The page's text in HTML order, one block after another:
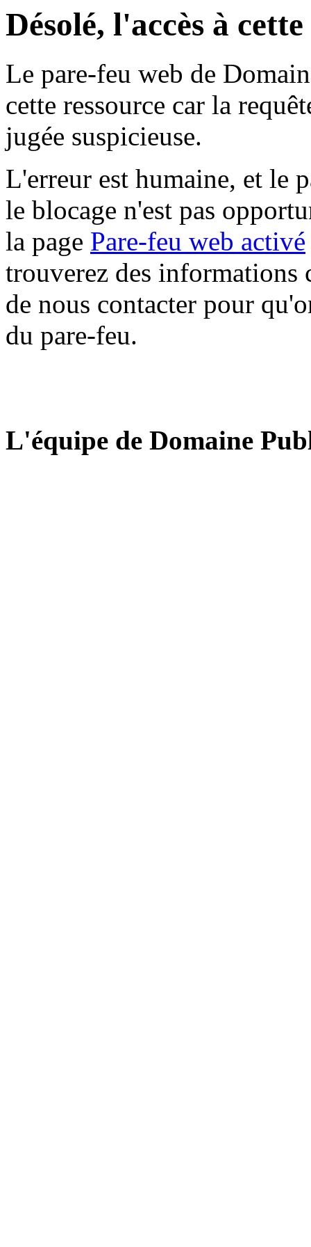
Désolé, l'accès à
Le pare-feu web de
cette ressource car la
jugée suspicieuse.
L'erreur est humaine, et le
le blocage n'est pas
la page Pare-feu web activé
trouverez des informations
de nous contacter pour
du pare-feu.
L'équipe de Domaine